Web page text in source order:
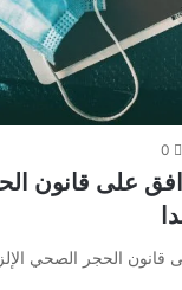
0
على قانون
الحجر الصحي